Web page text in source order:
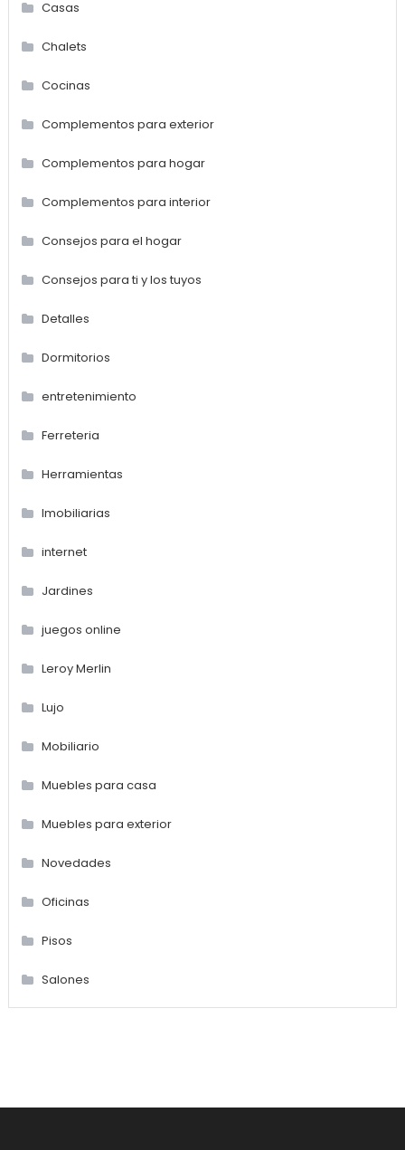
Casas
Chalets
Cocinas
Complementos para exterior
Complementos para hogar
Complementos para interior
Consejos para el hogar
Consejos para ti y los tuyos
Detalles
Dormitorios
entretenimiento
Ferreteria
Herramientas
Imobiliarias
internet
Jardines
juegos online
Leroy Merlin
Lujo
Mobiliario
Muebles para casa
Muebles para exterior
Novedades
Oficinas
Pisos
Salones